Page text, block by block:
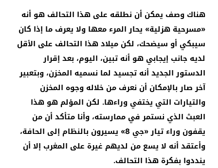
هناك وصف يمكن أن نطلقه على هذا التحالف هو أنه
«مسرحية هزلية» يحار المرء معها ولا يعرف ما إذا كان
سيبكي أو سيضحك، لكن ميلاد هذا التحالف على الأقل
لديه جانب إيجابي هو أنه تبين، اليوم، بعد إقرار
الدستور الجديد أنه تجسيد لما نسميه المخزن، وبتعبير
آخر صار بالإمكان أن نعرف من خلاله وجوه المخزن
والتيارات التي يختفي وراءها. لكن المؤلم هو هذا
العبث الذي نستمر في ممارسته، وأنا متأكد أن من
يقفون وراء تيار «جي 8» يسيرون بالنظام إلى الحافة،
وأعتقد أنه لا يسع من لديهم غيرة على المغرب إلا أن
ينددوا بفكرة هذا التحالف.